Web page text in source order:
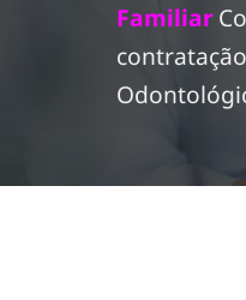
Familiar